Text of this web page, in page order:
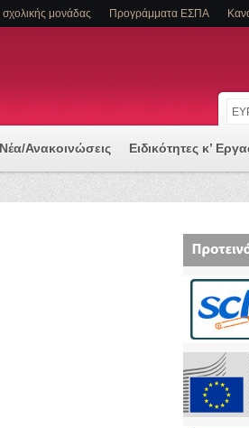
μονάδας Προγράμματα ΕΣΠΑ
Νέα/Ανακοινώσεις Ειδικότητες κ’
Διδασκαλία
ΑΝΑΓΚΕΣ